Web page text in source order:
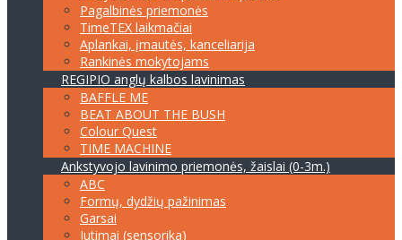
Pagalbinės priemonės
TimeTEX laikmačiai
Aplankai, įmautės, kanceliarija
Rankinės mokytojams
REGIPIO anglų kalbos lavinimas
BAFFLE ME
BEAT ABOUT THE BUSH
Colour Quest
TIME MACHINE
Ankstyvojo lavinimo priemonės, žaislai (0-3m.)
ABC
Formų, dydžių pažinimas
Garsai
Jutimai (sensorika)